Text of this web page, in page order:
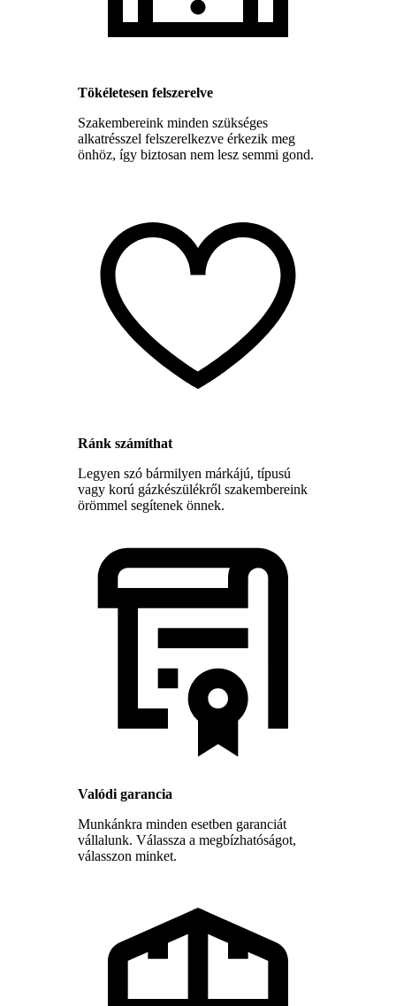
Tökéletesen felszerelve
Szakembereink minden szükséges
alkatrésszel felszerelkezve érkezik meg
önhöz, így biztosan nem lesz semmi gond.
Ránk számíthat
Legyen szó bármilyen márkájú, típusú
vagy korú gázkészülékről szakembereink
örömmel segítenek önnek.
Valódi garancia
Munkánkra minden esetben garanciát
vállalunk. Válassza a megbízhatóságot,
válasszon minket.